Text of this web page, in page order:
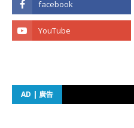
AD | 廣告